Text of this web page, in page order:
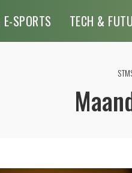
SPORTS TECH &